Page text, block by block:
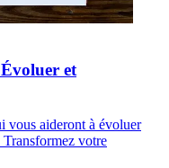
et
vous aideront à évoluer
votre